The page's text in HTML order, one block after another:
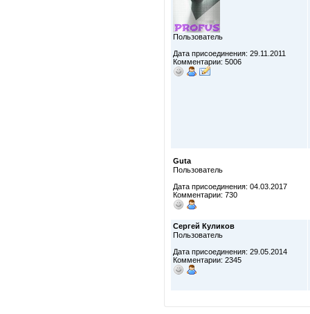
Пользователь
Дата присоединения: 29.11.2011
Комментарии: 5006
Guta
Пользователь
Дата присоединения: 04.03.2017
Комментарии: 730
Сергей Куликов
Пользователь
Дата присоединения: 29.05.2014
Комментарии: 2345